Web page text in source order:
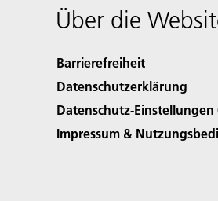
Über die
Barrierefreiheit
Datenschutzerklärung
Datenschutz-Einstellungen
Impressum &